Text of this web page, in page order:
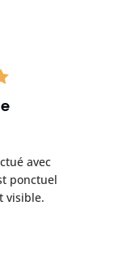
avec
ponctuel
visible.